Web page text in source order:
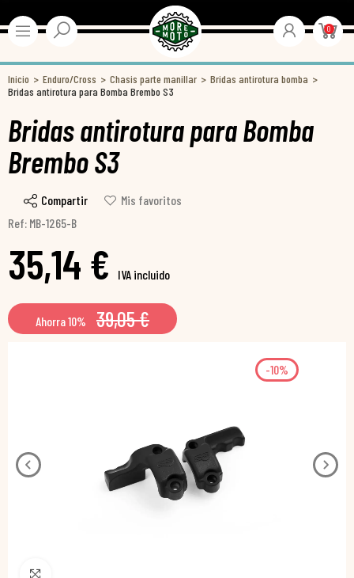
0
Inicio Enduro/Cross Chasis parte manillar
Bridas antirotura bomba
Bridas antirotura para Bomba Brembo S3
Bridas antirotura para Bomba
Brembo S3
Compartir
Mis favoritos
Ref: MB-1265-B
35,14 € IVA incluido
Ahorra 10% 39,05 €
-10%